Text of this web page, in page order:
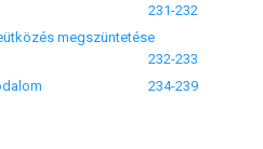
231-232
megszüntetése
232-233
234-239